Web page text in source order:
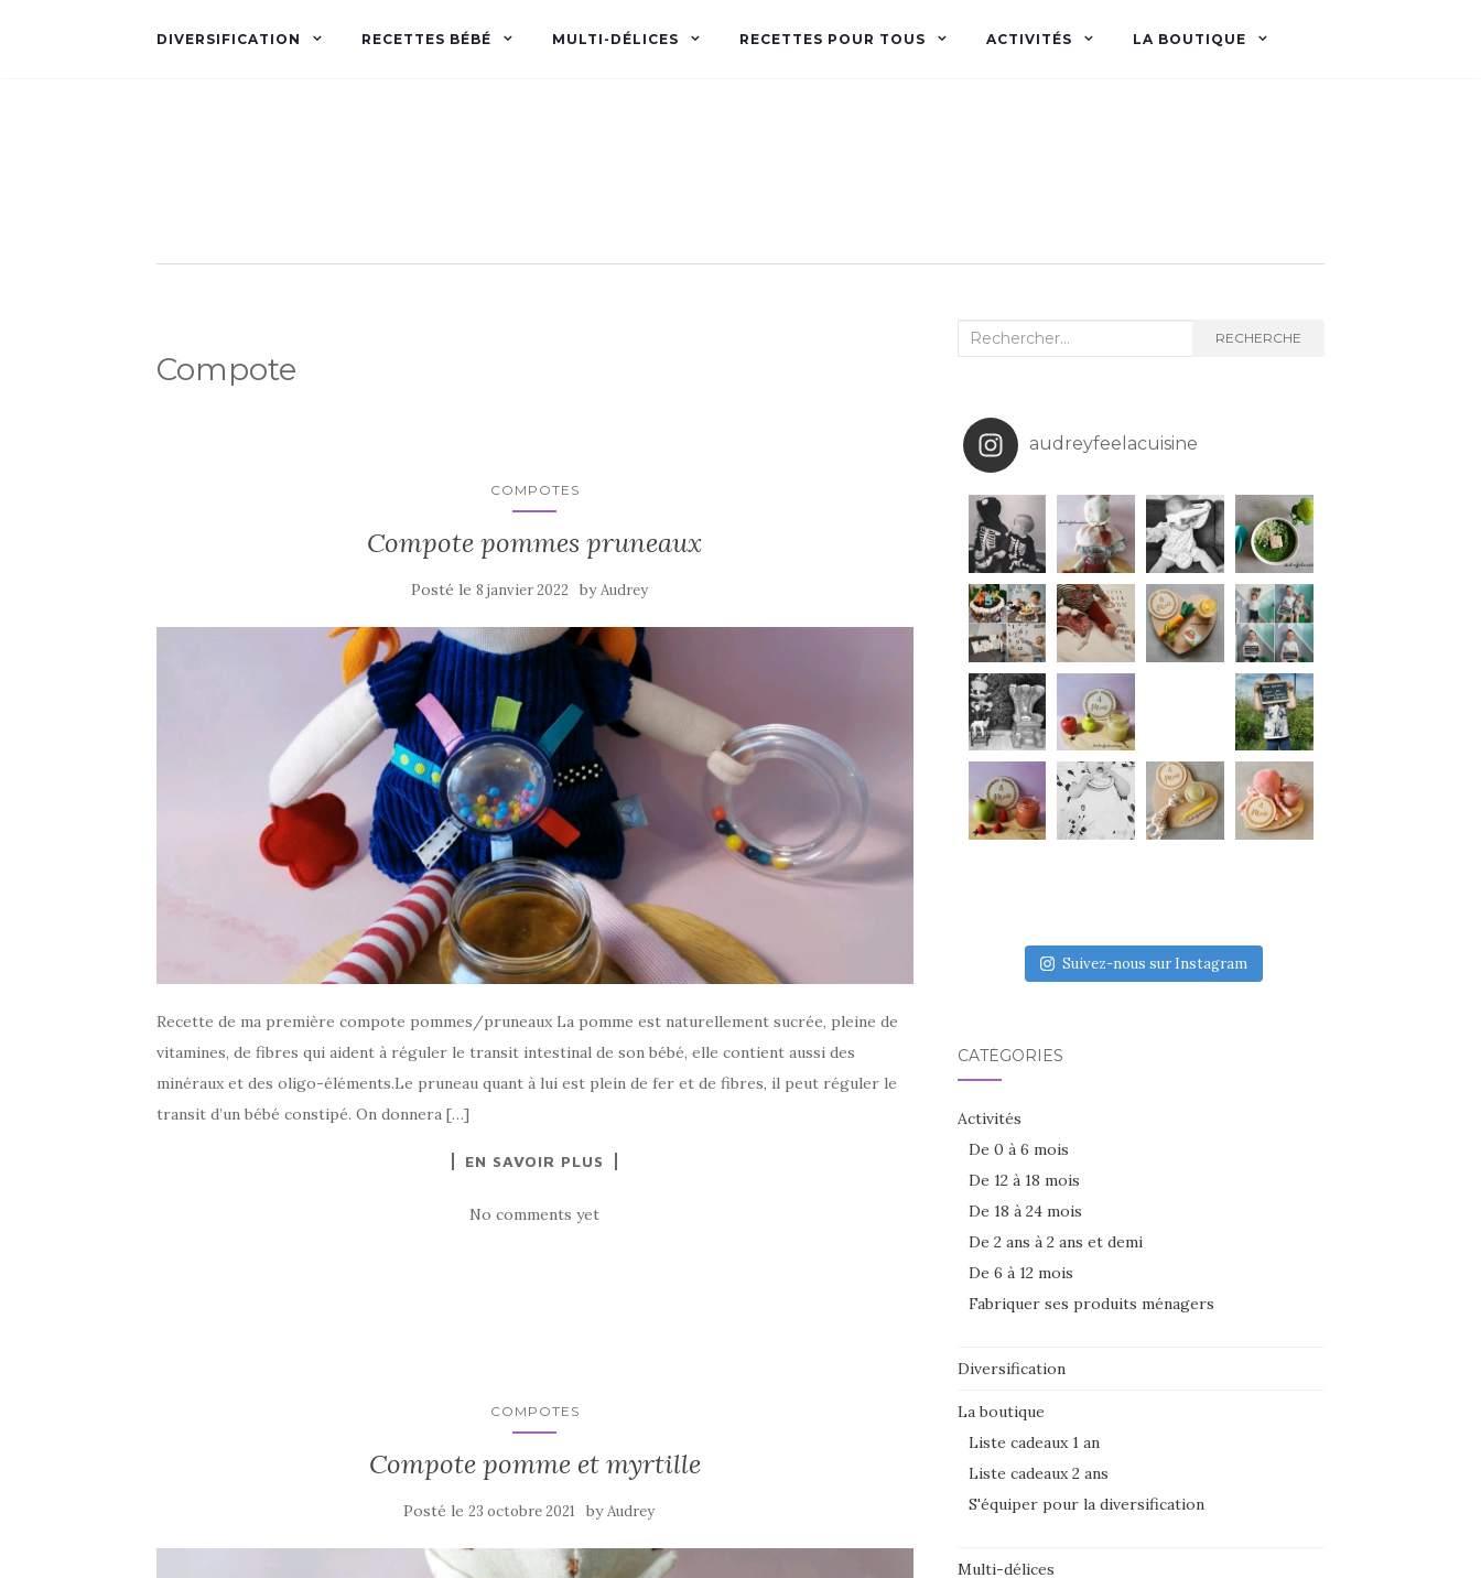
DIVERSIFICATION RECETTES BÉBÉ MULTI-DÉLICES RECETTES POUR TOUS ACTIVITÉS LA BOUTIQUE
Compote
COMPOTES
Compote pommes pruneaux
Posté le 8 janvier 2022 byAudrey
Recette de ma première compote pommes/pruneaux La pomme est naturellement sucrée, pleine de
vitamines, de fibres qui aident à réguler le transit intestinal de son bébé, elle contient aussi des
minéraux et des oligo-éléments.Le pruneau quant à lui est plein de fer et de fibres, il peut réguler le
transit d’un bébé constipé. On donnera […]
EN SAVOIR PLUS
No comments yet
COMPOTES
Compote pomme et myrtille
Posté le23 octobre 2021 byAudrey
Recherche
RECHERCHE
audreyfeelacuisine
Suivez-nous sur Instagram
CATÉGORIES
Activités
De 0 à 6 mois
De 12 à 18 mois
De 18 à 24 mois
De 2 ans à 2 ans et demi
De 6 à 12 mois
Fabriquer ses produits ménagers
Diversification
La boutique
Liste cadeaux 1 an
Liste cadeaux 2 ans
S'équiper pour la diversification
Multi-délices